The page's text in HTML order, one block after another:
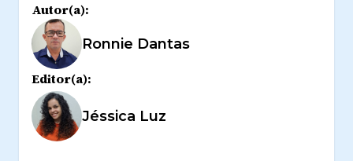
Autor(a):
Ronnie Dantas
Editor(a):
Jéssica Luz